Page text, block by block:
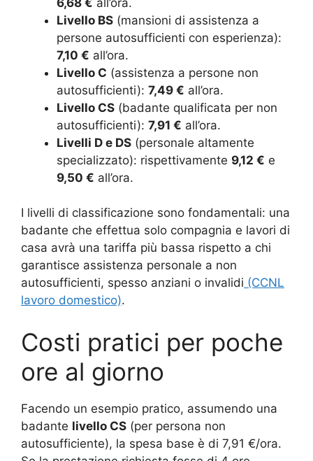
Livello BS (mansioni di assistenza a
persone autosufficienti con esperienza):
7,10 € all’ora.
Livello C (assistenza a persone non
autosufficienti): 7,49 € all’ora.
Livello CS (badante qualificata per non
autosufficienti): 7,91 € all’ora.
Livelli D e DS (personale altamente
specializzato): rispettivamente 9,12 € e
9,50 € all’ora.
I livelli di classificazione sono fondamentali: una
badante che effettua solo compagnia e lavori di
casa avrà una tariffa più bassa rispetto a chi
garantisce assistenza personale a non
autosufficienti, spesso anziani o invalidi (CCNL
lavoro domestico).
Costi pratici per poche
ore al giorno
Facendo un esempio pratico, assumendo una
badante livello CS (per persona non
autosufficiente), la spesa base è di 7,91 €/ora.